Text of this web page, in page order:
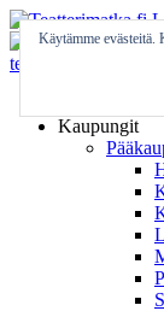
Skip
to
content
Kaupungit
Käytämme